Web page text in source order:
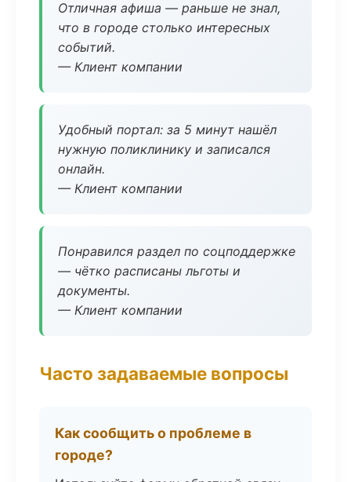
Отличная афиша — раньше не знал,
что в городе столько интересных
событий.
— Клиент компании
Удобный портал: за 5 минут нашёл
нужную поликлинику и записался
онлайн.
— Клиент компании
Понравился раздел по соцподдержке
— чётко расписаны льготы и
документы.
— Клиент компании
Часто задаваемые вопросы
Как сообщить о проблеме в
городе?